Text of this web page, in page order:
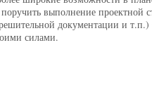
выполнение проектной
документации и т.п.)
силами.